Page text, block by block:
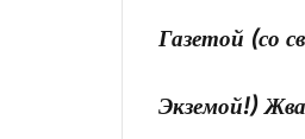
Газетой (со
Экземой!)